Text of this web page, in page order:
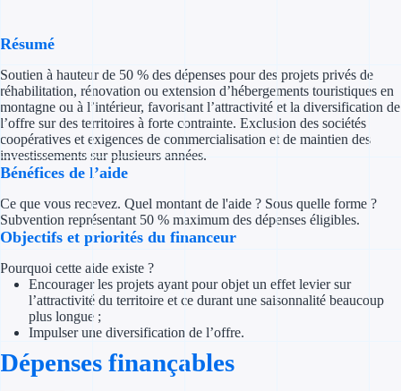
Investir dans
Crédits &
Aides Urssaf
Résumé
Soutien à hauteur de 50 % des dépenses pour des projets privés de
réhabilitation, rénovation ou extension d’hébergements touristiques en
montagne ou à l’intérieur, favorisant l’attractivité et la diversification de
l’offre sur des territoires à forte contrainte. Exclusion des sociétés
coopératives et exigences de commercialisation et de maintien des
investissements sur plusieurs années.
Bénéfices de l’aide
Ce que vous recevez. Quel montant de l'aide ? Sous quelle forme ?
Subvention représentant 50 % maximum des dépenses éligibles.
Objectifs et priorités du financeur
Pourquoi cette aide existe ?
Encourager les projets ayant pour objet un effet levier sur
l’attractivité du territoire et ce durant une saisonnalité beaucoup
plus longue ;
Impulser une diversification de l’offre.
Dépenses finançables